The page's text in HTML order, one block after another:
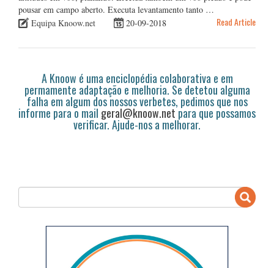
pousar em campo aberto. Executa levantamento tanto …
Equipa Knoow.net
20-09-2018 Read Article
A Knoow é uma enciclopédia colaborativa e em
permamente adaptação e melhoria. Se detetou alguma
falha em algum dos nossos verbetes, pedimos que nos
informe para o mail geral@knoow.netpara que possamos
verificar. Ajude-nos a melhorar.